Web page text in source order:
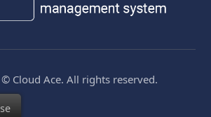
Cloud Ace. All rights reserved.